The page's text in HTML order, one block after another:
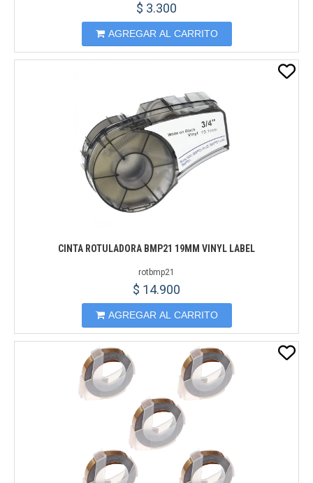
$ 3.300
AGREGAR AL CARRITO
CINTA ROTULADORA BMP21 19MM VINYL LABEL
rotbmp21
$ 14.900
AGREGAR AL CARRITO